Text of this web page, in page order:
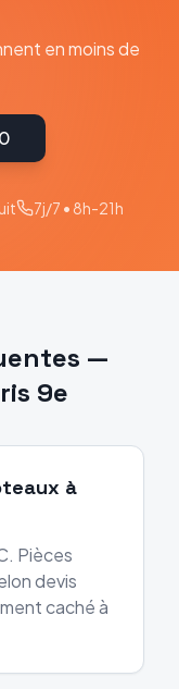
en moins de
7j/7 • 8h-21h
—
9e
à
Pièces
devis
caché à